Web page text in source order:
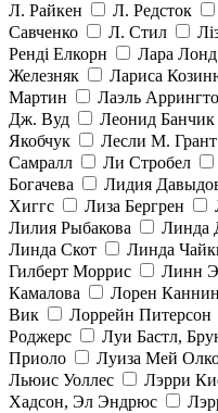
Л. Райкен
Л. Редсток
Савченко
Л. Стил
Ренді Елкорн
Лара Лонд
Железняк
Лариса
Мартин
Лаэль
Дж. Вуд
Леонид Банчик
Якобчук
Лесли М. Грант
Самралл
Ли Стробел
Богачева
Лидия
Хиггс
Лиза Бергрен
Лилия Рыбакова
Линда
Линда Скот
Линда
Гилберт Моррис
Линн
Камалова
Лорен
Вик
Лоррейн Питерсон
Роджерс
Луи Бастл,
Приоло
Луиза Мей
Льюис Уоллес
Лэрри
Хадсон, Эл Эндрюс